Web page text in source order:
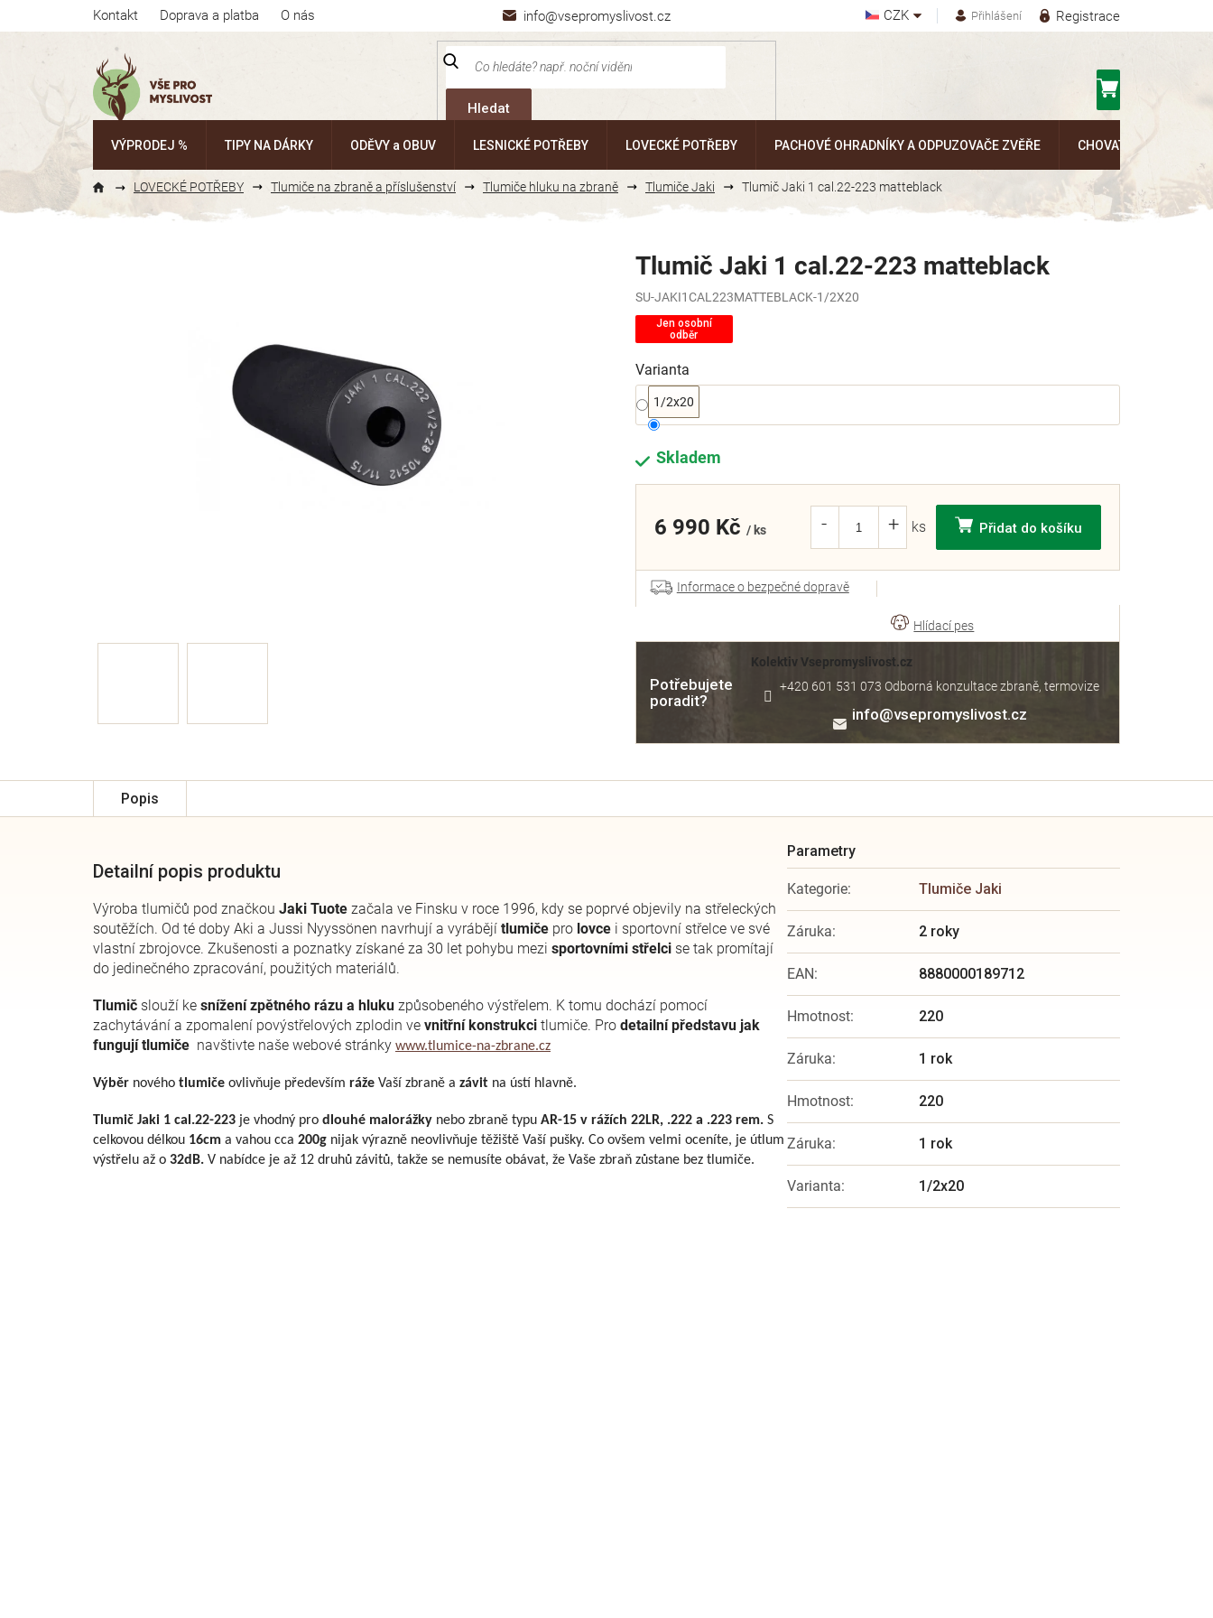
info@vsepromyslivost.cz
Kontakt Doprava a platba O nás CZK Registrace
Přihlášení
Hledat
VÝPRODEJ % TIPY NA DÁRKY ODĚVY a OBUV LESNICKÉ POTŘEBY LOVECKÉ POTŘEBY PACHOVÉ OHRADNÍKY A ODPUZOVAČE ZVĚŘE CHOVATELSKÉ
LOVECKÉ POTŘEBY Tlumiče na zbraně a příslušenství Tlumiče hluku na zbraně Tlumiče Jaki Tlumič Jaki 1 cal.22-223 matteblack
Skladem
Varianta
1/2x20
6 990 Kč / ks Přidat do košíku
Tlumič Jaki 1 cal.22-223 matteblack
SU-JAKI1CAL223MATTEBLACK-1/2X20
Jen osobní
odběr
Informace o bezpečné dopravě
Potřebujete
poradit?
Kolektiv Vsepromyslivost.cz
info@vsepromyslivost.cz
+420 601 531 073 Odborná konzultace zbraně, termovize
Popis
Detailní popis produktu
Výroba tlumičů pod značkou Jaki Tuote začala ve Finsku v roce 1996, kdy se poprvé objevily na střeleckých
soutěžích. Od té doby Aki a Jussi Nyyssönen navrhují a vyrábějí tlumiče pro lovce i sportovní střelce ve své
vlastní zbrojovce. Zkušenosti a poznatky získané za 30 let pohybu mezi sportovními střelci se tak promítají
do jedinečného zpracování, použitých materiálů.
Tlumič slouží ke snížení zpětného rázu a hluku způsobeného výstřelem. K tomu dochází pomocí
zachytávání a zpomalení povýstřelových zplodin ve vnitřní konstrukci tlumiče. Pro detailní představu jak
fungují tlumiče navštivte naše webové stránky www.tlumice-na-zbrane.cz
Výběr nového tlumiče ovlivňuje především ráže Vaší zbraně a závit na ústí hlavně.
Tlumič Jaki 1 cal.22-223 je vhodný pro dlouhé malorážky nebo zbraně typu AR-15 v rážích 22LR, .222 a .223 rem. S
celkovou délkou 16cm a vahou cca 200g nijak výrazně neovlivňuje těžiště Vaší pušky. Co ovšem velmi oceníte, je útlum
výstřelu až o 32dB. V nabídce je až 12 druhů závitů, takže se nemusíte obávat, že Vaše zbraň zůstane bez tlumiče.
Kategorie: Tlumiče Jaki
Záruka: 2 roky
EAN: 8880000189712
Hmotnost: 220
Záruka: 1 rok
Hmotnost: 220
Záruka: 1 rok
Varianta: 1/2x20